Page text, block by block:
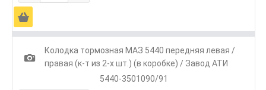
Ä
1
Колодка тормозная МАЗ 5440 передняя левая /
правая (к-т из 2-х шт.) (в коробке) / Завод АТИ
5440-3501090/91